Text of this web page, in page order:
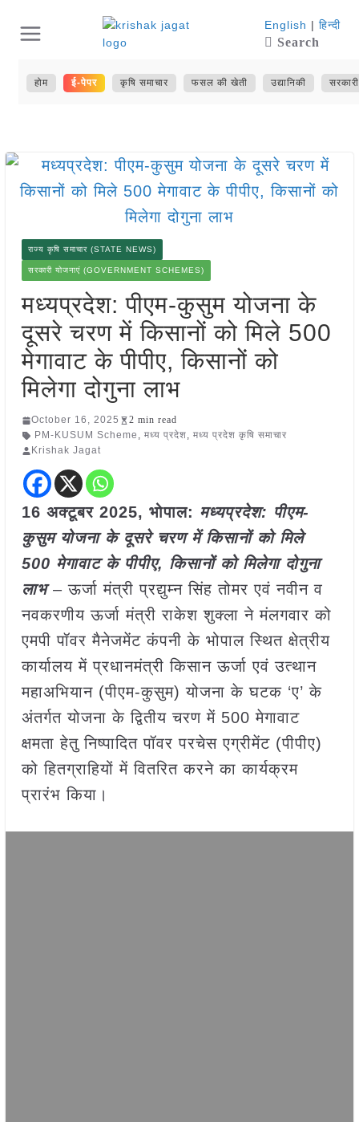
content
English | हिन्दी
Search
होम ई-पेपर कृषि समाचार फसल की खेती उद्यानिकी
राज्य कृषि समाचार (STATE NEWS)
सरकारी योजनाएं (GOVERNMENT SCHEMES)
मध्यप्रदेश: पीएम-कुसुम योजना के
दूसरे चरण में किसानों को मिले 500
मेगावाट के पीपीए, किसानों को
मिलेगा दोगुना लाभ
October 16, 2025
2 min read
PM-KUSUM Scheme , मध्य प्रदेश, मध्य प्रदेश कृषि समाचार
Krishak Jagat
16 अक्टूबर 2025, भोपाल: मध्यप्रदेश: पीएम-
कुसुम योजना के दूसरे चरण में किसानों को मिले
500 मेगावाट के पीपीए, किसानों को मिलेगा दोगुना
लाभ– ऊर्जा मंत्री प्रद्युम्न सिंह तोमर एवं नवीन व
नवकरणीय ऊर्जा मंत्री राकेश शुक्ला ने मंलगवार को
एमपी पॉवर मैनेजमेंट कंपनी के भोपाल स्थि‍त क्षेत्रीय
कार्यालय में प्रधानमंत्री किसान ऊर्जा एवं उत्थान
महाअभियान (पीएम-कुसुम) योजना के घटक ‘ए’ के
अंतर्गत योजना के द्वितीय चरण में 500 मेगावाट
क्षमता हेतु निष्पादित पॉवर परचेस एग्रीमेंट (पीपीए)
को हितग्राहियों में वितरित करने का कार्यक्रम
प्रारंभ किया।